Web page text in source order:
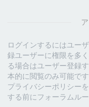
ログインするにはユー
録ユーザーに権限を多
る場合はユーザー登録
本的に閲覧のみ可能で
プライバシーポリシー
する前にフォーラムル